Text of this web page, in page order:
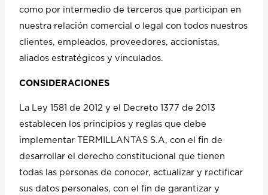
como por intermedio de terceros que participan en
nuestra relación comercial o legal con todos nuestros
clientes, empleados, proveedores, accionistas,
aliados estratégicos y vinculados.
CONSIDERACIONES
La Ley 1581 de 2012 y el Decreto 1377 de 2013
establecen los principios y reglas que debe
implementar TERMILLANTAS S.A, con el fin de
desarrollar el derecho constitucional que tienen
todas las personas de conocer, actualizar y rectificar
sus datos personales, con el fin de garantizar y